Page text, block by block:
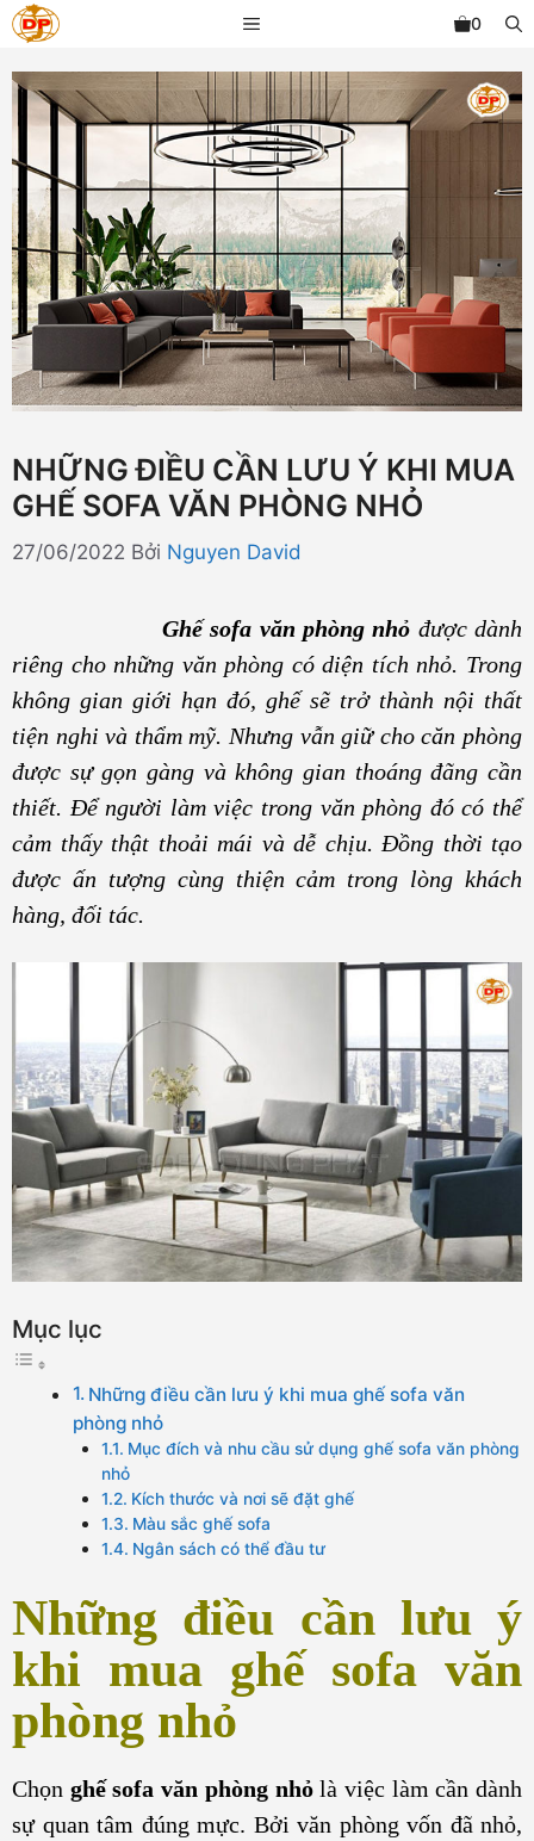
Chuyển
đến
nội
dung
MENU 0
NHỮNG ĐIỀU CẦN LƯU Ý KHI MUA
GHẾ SOFA VĂN PHÒNG NHỎ
27/06/2022 Bởi Nguyen David
Ghế sofa văn phòng nhỏ được dành
riêng cho những văn phòng có diện tích nhỏ. Trong
không gian giới hạn đó, ghế sẽ trở thành nội thất
tiện nghi và thẩm mỹ. Nhưng vẫn giữ cho căn phòng
được sự gọn gàng và không gian thoáng đãng cần
thiết. Để người làm việc trong văn phòng đó có thể
cảm thấy thật thoải mái và dễ chịu. Đồng thời tạo
được ấn tượng cùng thiện cảm trong lòng khách
hàng, đối tác.
Mục lục
Những điều cần lưu ý khi mua ghế sofa văn
phòng nhỏ
Mục đích và nhu cầu sử dụng ghế sofa văn phòng
nhỏ
Kích thước và nơi sẽ đặt ghế
Màu sắc ghế sofa
Ngân sách có thể đầu tư
Những điều cần lưu ý
khi mua ghế sofa văn
phòng nhỏ
Chọn ghế sofa văn phòng nhỏlà việc làm cần dành
sự quan tâm đúng mực. Bởi văn phòng vốn đã nhỏ,